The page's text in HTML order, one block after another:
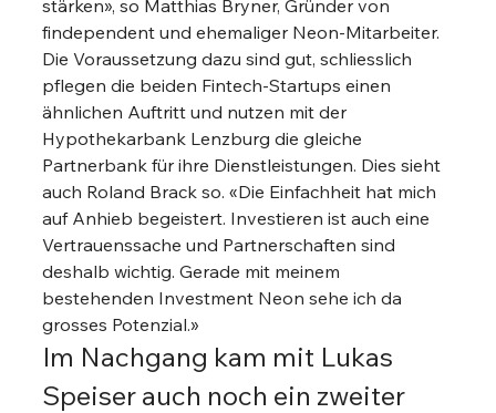
stärken», so Matthias Bryner, Gründer von
findependent und ehemaliger Neon-Mitarbeiter.
Die Voraussetzung dazu sind gut, schliesslich
pflegen die beiden Fintech-Startups einen
ähnlichen Auftritt und nutzen mit der
Hypothekarbank Lenzburg die gleiche
Partnerbank für ihre Dienstleistungen. Dies sieht
auch Roland Brack so. «Die Einfachheit hat mich
auf Anhieb begeistert. Investieren ist auch eine
Vertrauenssache und Partnerschaften sind
deshalb wichtig. Gerade mit meinem
bestehenden Investment Neon sehe ich da
grosses Potenzial.»
Im Nachgang kam mit Lukas
Speiser auch noch ein zweiter